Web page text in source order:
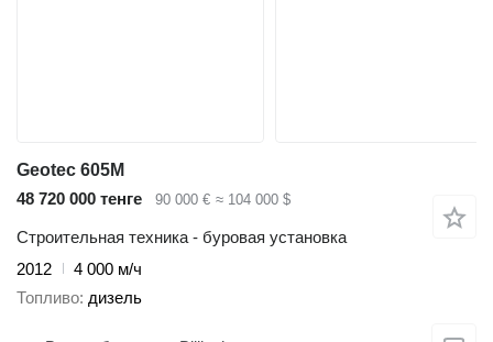
Geotec 605M
48 720 000 тенге
90 000 € ≈ 104 000 $
Строительная техника - буровая установка
2012
4 000 м/ч
Топливо дизель